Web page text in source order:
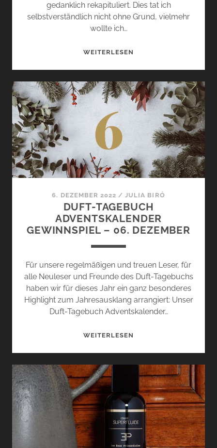
gedanklich rekapituliert. Dies tat ich
selbstverständlich nicht ohne Grund, vielmehr
wollte ich…
WEITERLESEN
2022
–
JULIAS
OLFAKTORISCHER
JAHRESRÜCKBLICK
6. DEZEMBER 2022 /JULIA BIRÓ
DUFT-TAGEBUCH
ADVENTSKALENDER
GEWINNSPIEL – 06. DEZEMBER
Für unsere regelmäßigen und treuen Leser, für
alle Neuleser und Freunde des Duft-Tagebuchs
haben wir für dieses Jahr ein ganz besonderes
Highlight zum Jahresausklang arrangiert: Unser
Duft-Tagebuch Adventskalender…
WEITERLESEN
GEWINNSPIEL
06.
DEZEMBER